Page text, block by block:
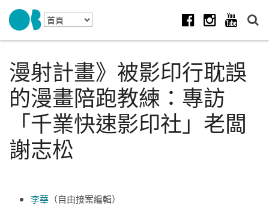
Skip to navigation
移至主內容
漫射計畫》被影印行耽誤
的漫畫陪跑教練：專訪
「千業快速影印社」老闆
謝志松
李華 （自由接案編輯）